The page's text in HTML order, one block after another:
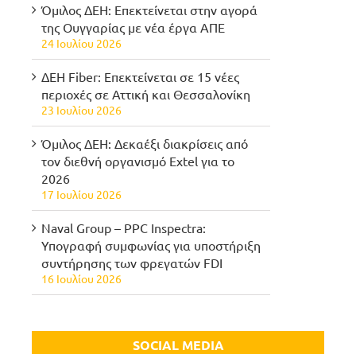
Όμιλος ΔΕΗ: Επεκτείνεται στην αγορά
της Ουγγαρίας με νέα έργα ΑΠΕ
24 Ιουλίου 2026
ΔΕΗ Fiber: Επεκτείνεται σε 15 νέες
περιοχές σε Αττική και Θεσσαλονίκη
23 Ιουλίου 2026
Όμιλος ΔΕΗ: Δεκαέξι διακρίσεις από
τον διεθνή οργανισμό Extel για το
2026
17 Ιουλίου 2026
Naval Group – PPC Inspectra:
Υπογραφή συμφωνίας για υποστήριξη
συντήρησης των φρεγατών FDI
16 Ιουλίου 2026
SOCIAL MEDIA